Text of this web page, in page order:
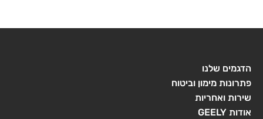
הדגמים שלנו
פתרונות מימון וביטוח
שירות ואחריות
אודות GEELY